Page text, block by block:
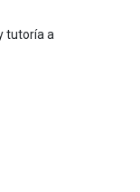
tutoría a